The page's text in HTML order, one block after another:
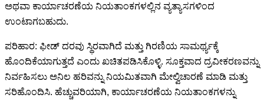
ಅಥವಾ ಕಾರ್ಯಾಚರಣೆಯ ನಿಯತಾಂಕಗಳಲ್ಲಿನ ವ್ಯತ್ಯಾಸಗಳಿಂದ
ಉಂಟಾಗಬಹುದು.
ಪರಿಹಾರ: ಫೀಡ್ ದರವು ಸ್ಥಿರವಾಗಿದೆ ಮತ್ತು ಗಿರಣಿಯ ಸಾಮರ್ಥ್ಯಕ್ಕೆ
ಹೊಂದಿಕೆಯಾಗುತ್ತದೆ ಎಂದು ಖಚಿತಪಡಿಸಿಕೊಳ್ಳಿ. ಸೂಕ್ತವಾದ ದ್ರವೀಕರಣವನ್ನು
ನಿರ್ವಹಿಸಲು ಅನಿಲ ಹರಿವನ್ನು ನಿಯಮಿತವಾಗಿ ಮೇಲ್ವಿಚಾರಣೆ ಮಾಡಿ ಮತ್ತು
ಸರಿಹೊಂದಿಸಿ. ಹೆಚ್ಚುವರಿಯಾಗಿ, ಕಾರ್ಯಾಚರಣೆಯ ನಿಯತಾಂಕಗಳನ್ನು